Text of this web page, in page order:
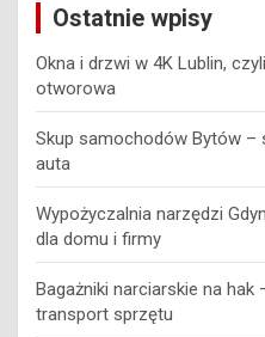
Ostatnie wpisy
Okna i drzwi w 4K Lublin,
otworowa
Skup samochodów Bytów –
auta
Wypożyczalnia narzędzi
dla domu i firmy
Bagażniki narciarskie na
transport sprzętu